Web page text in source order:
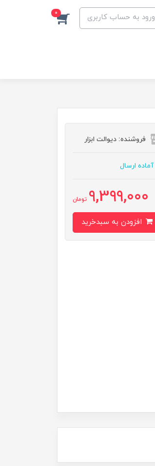
ورود به حساب کاربری 0
فروشنده: دیوالت ابزار
آماده ارسال
9,399,000 تومان